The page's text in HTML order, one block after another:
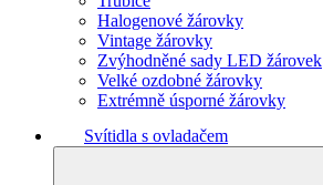
Halogenové žárovky
Vintage žárovky
Zvýhodněné sady LED žárovek
Velké ozdobné žárovky
Extrémně úsporné žárovky
Svítidla s ovladačem